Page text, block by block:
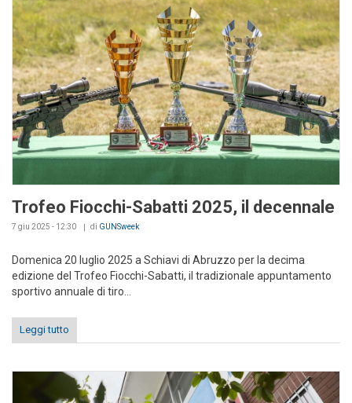
Trofeo Fiocchi-Sabatti 2025, il decennale
7 giu 2025 - 12:30 di GUNSweek
Domenica 20 luglio 2025 a Schiavi di Abruzzo per la decima
edizione del Trofeo Fiocchi-Sabatti, il tradizionale appuntamento
sportivo annuale di tiro...
Leggi tutto